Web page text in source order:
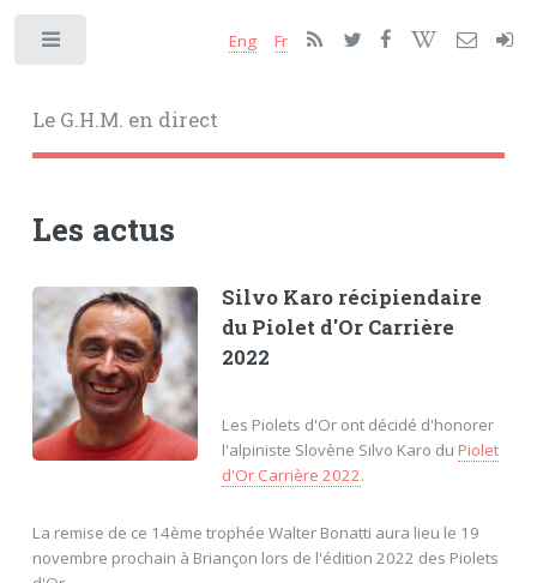
Le G.H.M. en direct
Eng Fr
Les actus
Silvo Karo récipiendaire
du Piolet d'Or Carrière
2022
Les Piolets d'Or ont décidé d'honorer
l'alpiniste Slovène Silvo Karo du Piolet
d'Or Carrière 2022.
La remise de ce 14ème trophée Walter Bonatti aura lieu le 19
novembre prochain à Briançon lors de l'édition 2022 des Piolets